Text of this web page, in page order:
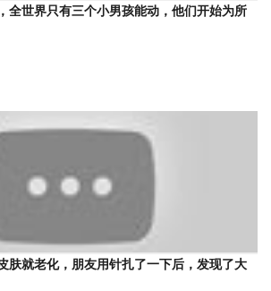
全世界只有三个小男孩能动，他们开始为所
肤就老化，朋友用针扎了一下后，发现了大